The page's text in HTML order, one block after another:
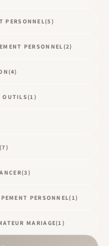
PERSONNEL(5)
PERSONNEL (2)
(4)
OUTILS(1)
(7)
(3)
PERSONNEL(1)
MARIAGE(1)